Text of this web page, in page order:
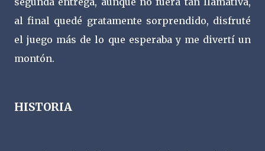
al final quedé gratamente sorprendido, disfruté
el juego más de lo que esperaba y me divertí un
montón.
HISTORIA